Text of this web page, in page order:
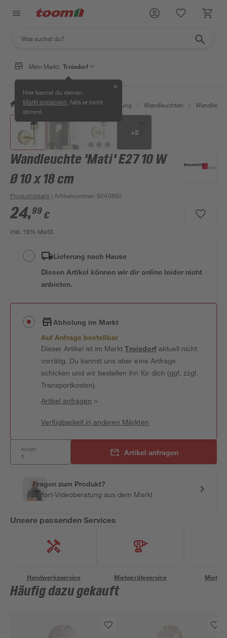
Mein Markt: Troisdorf
Hier kannst du deinen
Markt anpassen , falls er nicht
stimmt.
✕
/ Wohnen & Haushalt / Beleuchtung / Wandleuchten /
+2
Wandleuchte 'Mati' E27 10 W
Ø 10 x 18 cm
Produktdetails | Artikelnummer:9240892
24,99 €
inkl. 19% MwSt.
Lieferung nach Hause
Diesen Artikel können wir dir online leider nicht
anbieten.
Abholung im Markt
Auf Anfrage bestellbar
Dieser Artikel ist im MarktTroisdorfaktuell nicht
vorrätig. Du kannst uns aber eine Anfrage
schicken und wir bestellen ihn für dich (ggf. zzgl.
Transportkosten).
Artikel anfragen >
Verfügbarkeit in anderen Märkten
Anzahl: Artikel anfragen
Fragen zum Produkt?
Sofort-Videoberatung aus dem Markt
Unsere passenden Services
Handwerksservice Mietgeräteservice
Häufig dazu gekauft